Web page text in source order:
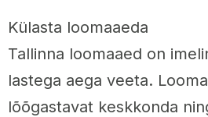
Külasta loomaaeda
Tallinna loomaaed on
lastega aega veeta.
lõõgastavat keskkonda